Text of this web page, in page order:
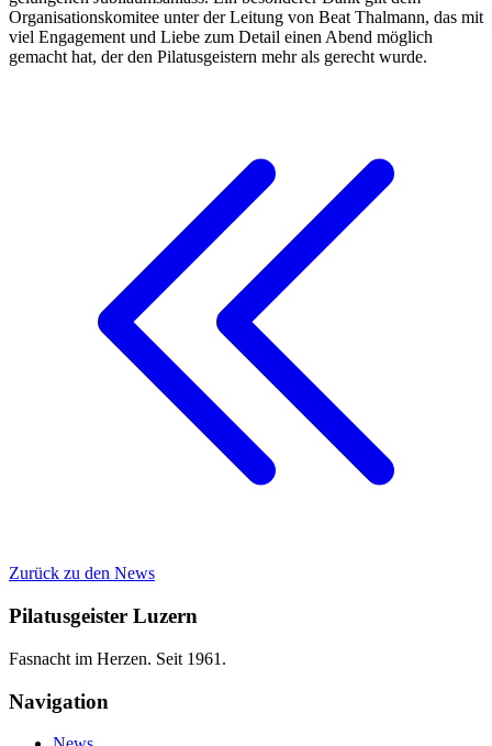
Organisationskomitee unter der Leitung von Beat Thalmann, das mit
viel Engagement und Liebe zum Detail einen Abend möglich
gemacht hat, der den Pilatusgeistern mehr als gerecht wurde.
Zurück zu den News
Pilatusgeister Luzern
Fasnacht im Herzen. Seit 1961.
Navigation